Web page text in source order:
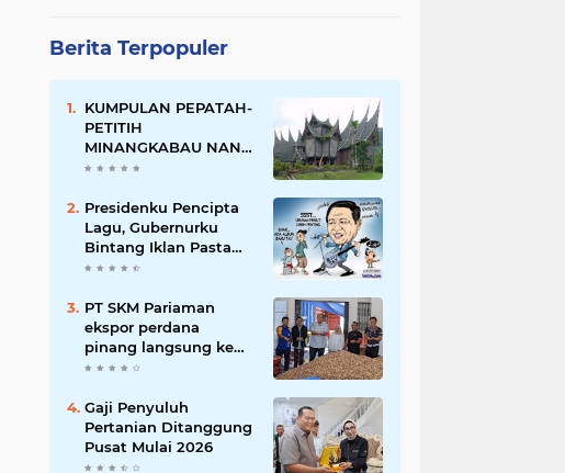
Berita Terpopuler
KUMPULAN PEPATAH-
PETITIH
MINANGKABAU NAN
ELOK
Presidenku Pencipta
Lagu, Gubernurku
Bintang Iklan Pasta
Gigi
PT SKM Pariaman
ekspor perdana
pinang langsung ke
India
Gaji Penyuluh
Pertanian Ditanggung
Pusat Mulai 2026